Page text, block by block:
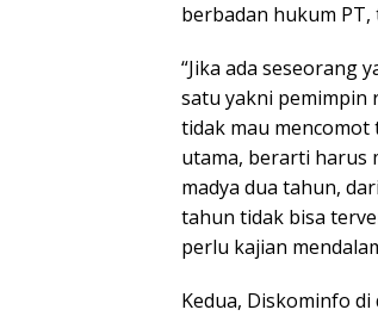
berbadan hukum
“Jika ada seseorang
satu yakni pemimpin
tidak mau mencomot
utama, berarti harus
madya dua tahun,
tahun tidak bisa
perlu kajian
Kedua, Diskominfo